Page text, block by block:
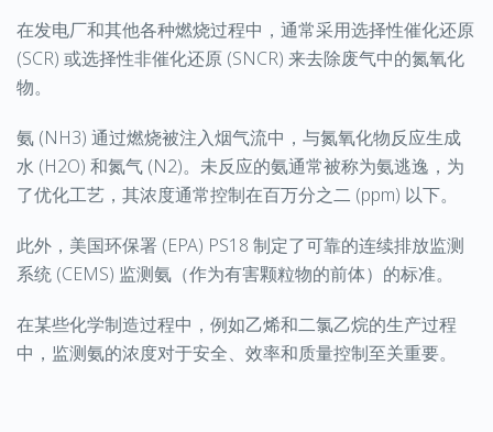
在发电厂和其他各种燃烧过程中，通常采用选择性催化还原
(SCR) 或选择性非催化还原 (SNCR) 来去除废气中的氮氧化
物。
氨 (NH3) 通过燃烧被注入烟气流中，与氮氧化物反应生成
水 (H2O) 和氮气 (N2)。未反应的氨通常被称为氨逃逸，为
了优化工艺，其浓度通常控制在百万分之二 (ppm) 以下。
此外，美国环保署 (EPA) PS18 制定了可靠的连续排放监测
系统 (CEMS) 监测氨（作为有害颗粒物的前体）的标准。
在某些化学制造过程中，例如乙烯和二氯乙烷的生产过程
中，监测氨的浓度对于安全、效率和质量控制至关重要。